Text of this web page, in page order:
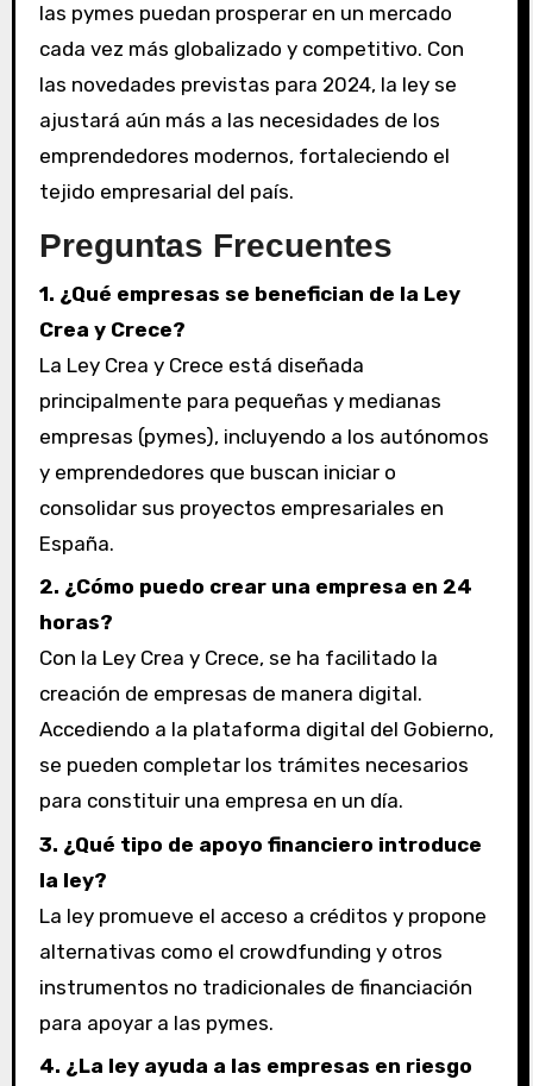
las pymes puedan prosperar en un mercado
cada vez más globalizado y competitivo. Con
las novedades previstas para 2024, la ley se
ajustará aún más a las necesidades de los
emprendedores modernos, fortaleciendo el
tejido empresarial del país.
Preguntas Frecuentes
1. ¿Qué empresas se benefician de la Ley
Crea y Crece?
La Ley Crea y Crece está diseñada
principalmente para pequeñas y medianas
empresas (pymes), incluyendo a los autónomos
y emprendedores que buscan iniciar o
consolidar sus proyectos empresariales en
España.
2. ¿Cómo puedo crear una empresa en 24
horas?
Con la Ley Crea y Crece, se ha facilitado la
creación de empresas de manera digital.
Accediendo a la plataforma digital del Gobierno,
se pueden completar los trámites necesarios
para constituir una empresa en un día.
3. ¿Qué tipo de apoyo financiero introduce
la ley?
La ley promueve el acceso a créditos y propone
alternativas como el crowdfunding y otros
instrumentos no tradicionales de financiación
para apoyar a las pymes.
4. ¿La ley ayuda a las empresas en riesgo